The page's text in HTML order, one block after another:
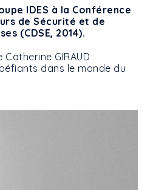
IDES à la Conférence
de Sécurité et de
(CDSE, 2014).
GIRAUD
dans le monde du